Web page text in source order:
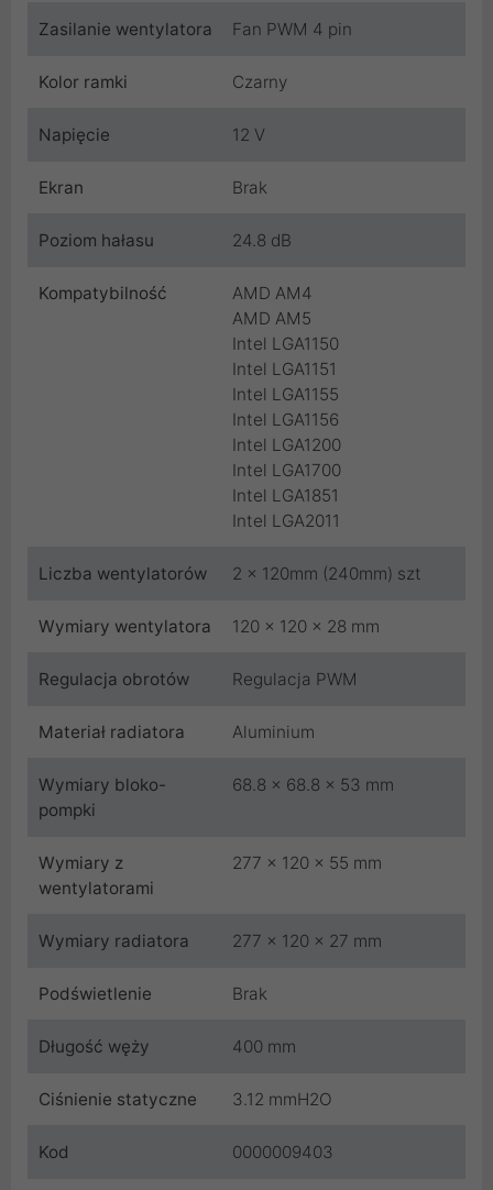
Zasilanie wentylatora Fan PWM 4 pin
Kolor ramki Czarny
Napięcie 12 V
Ekran Brak
Poziom hałasu 24.8 dB
Kompatybilność
AMD AM4
AMD AM5
Intel LGA1150
Intel LGA1151
Intel LGA1155
Intel LGA1156
Intel LGA1200
Intel LGA1700
Intel LGA1851
Intel LGA2011
Liczba wentylatorów 2 x 120mm (240mm) szt
Wymiary wentylatora 120 x 120 x 28 mm
Regulacja obrotów Regulacja PWM
Materiał radiatora Aluminium
Wymiary bloko-
pompki
68.8 x 68.8 x 53 mm
Wymiary z
wentylatorami
277 x 120 x 55 mm
Wymiary radiatora 277 x 120 x 27 mm
Podświetlenie Brak
Długość węży 400 mm
Ciśnienie statyczne 3.12 mmH2O
Kod 0000009403